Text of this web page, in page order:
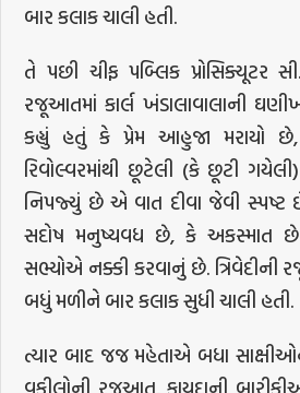
બાર કલાક ચાલી હતી.
તે પછી ચીફ પબ્લિક પ્રોસિક્યૂટર
રજૂઆતમાં કાર્લ ખંડાલાવાલાની
કહ્યું હતું કે પ્રેમ આહુજા મરાયો છે,
રિવોલ્વરમાંથી છૂટેલી (કે છૂટી
નિપજ્યું છે એ વાત દીવા જેવી
સદોષ મનુષ્યવધ છે, કે અકસ્માત છે
સભ્યોએ નક્કી કરવાનું છે. ત્રિવેદીની
બધું મળીને બાર કલાક સુધી ચાલી હતી.
ત્યાર બાદ જજ મહેતાએ બધા